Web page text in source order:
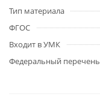
Тип материала
ФГОС
Входит в УМК
Федеральный перечень